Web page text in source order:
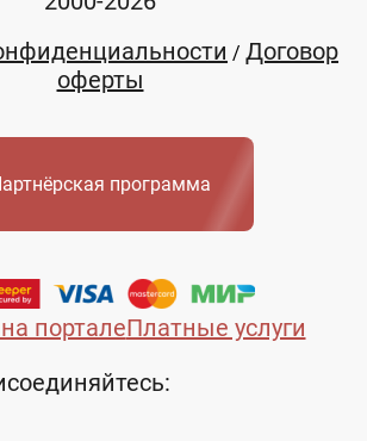
порталеПлатные услуги
/ Договор
оферты
программа